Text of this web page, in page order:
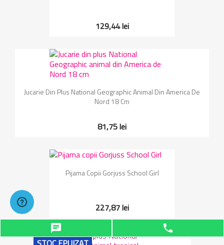
129,44 lei
Jucarie Din Plus National Geographic Animal Din America De
Nord 18 Cm
81,75 lei
Pijama Copii Gorjuss School Girl
227,87 lei
chat phone